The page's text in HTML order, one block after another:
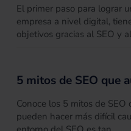
El primer paso para lograr
empresa a nivel digital,
objetivos gracias al SEO y
5 mitos de SEO que
Conoce los 5 mitos de
pueden hacer más difícil